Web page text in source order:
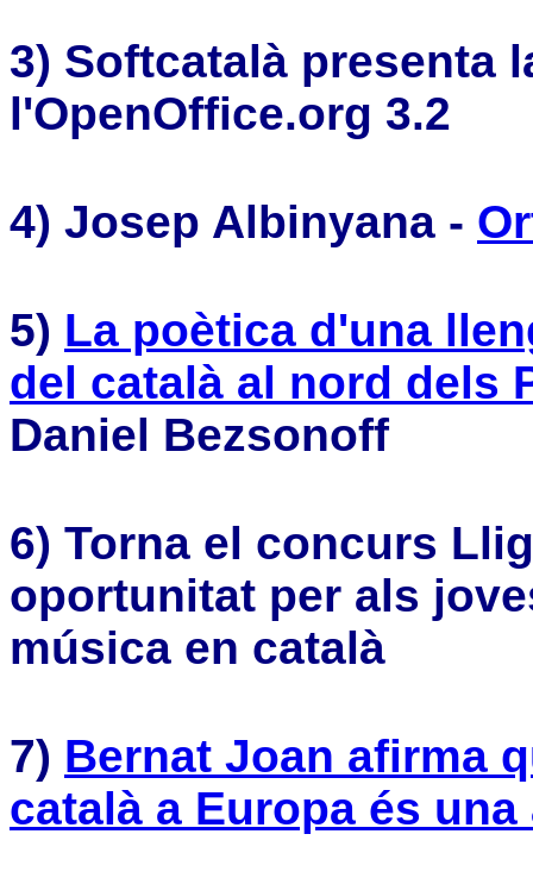
3) Softcatalà presenta
l'OpenOffice.org 3.2
4) Josep Albinyana -
5) La poètica d'una
del català al nord dels
Daniel Bezsonoff
6) Torna el concurs
oportunitat per als
música en català
7) Bernat Joan afirma
català a Europa és